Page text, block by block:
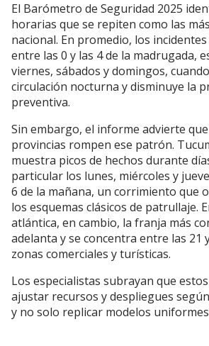
El Barómetro de Seguridad 2025
horarias que se repiten como las
nacional. En promedio, los
entre las 0 y las 4 de la madrugada,
viernes, sábados y domingos,
circulación nocturna y disminuye la
preventiva.
Sin embargo, el informe advierte
provincias rompen ese patrón.
muestra picos de hechos durante
particular los lunes, miércoles y
6 de la mañana, un corrimiento que
los esquemas clásicos de patrullaje.
atlántica, en cambio, la franja más
adelanta y se concentra entre las 21
zonas comerciales y turísticas.
Los especialistas subrayan que
ajustar recursos y despliegues
y no solo replicar modelos